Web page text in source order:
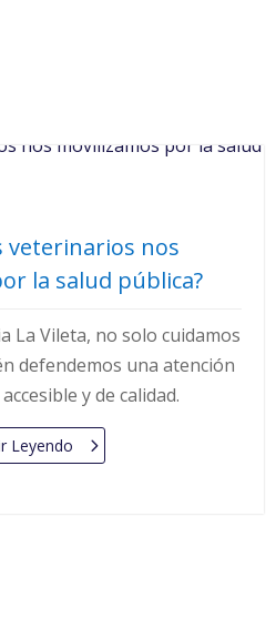
veterinarios nos
la salud pública?
La Vileta, no solo cuidamos
defendemos una atención
y de calidad.
Leyendo